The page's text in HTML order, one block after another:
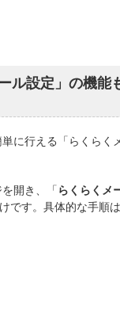
ル設定」の機能
に行える「らくらく
開き、「 らくらくメ
です。具体的な手順